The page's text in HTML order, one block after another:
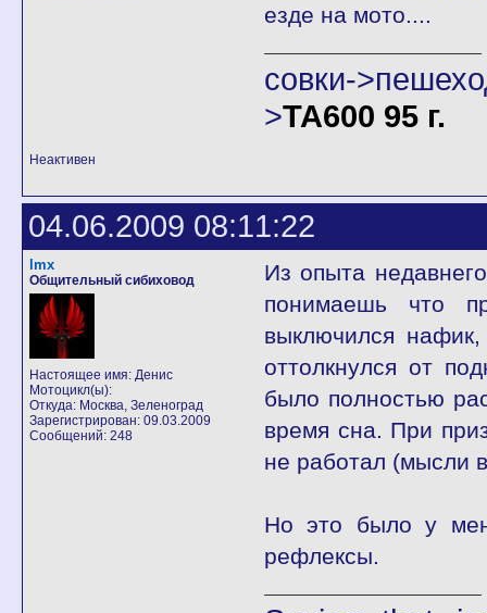
езде на мото....
совки-
>ТА600 95 г.
Неактивен
04.06.2009 08:11:22
lmx
Общительный сибиховод
Настоящее имя: Денис
Мотоцикл(ы):
Откуда: Москва, Зеленоград
Зарегистрирован: 09.03.2009
Сообщений: 248
Из опыта
понимаешь что
выключился
оттолкнулся от
было полностью
время сна. При
не работал (мысли
Но это было у
рефлексы.